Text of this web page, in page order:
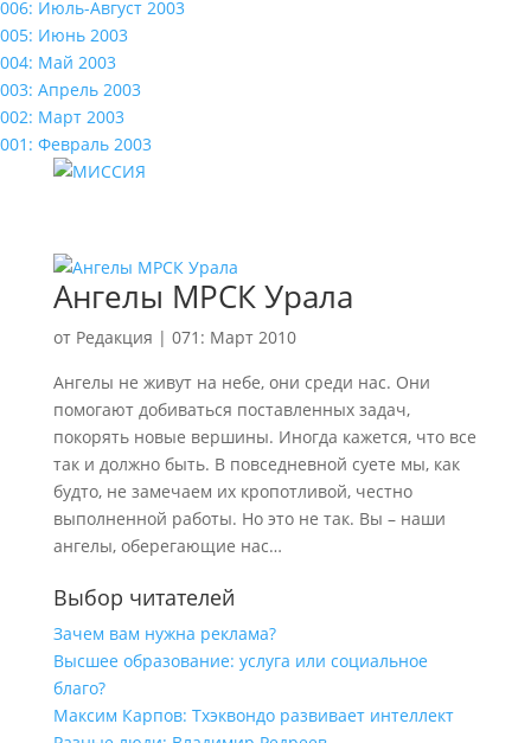
006: Июль-Август 2003
005: Июнь 2003
004: Май 2003
003: Апрель 2003
002: Март 2003
001: Февраль 2003
Ангелы МРСК Урала
от Редакция | 071: Март 2010
Ангелы не живут на небе, они среди нас. Они
помогают добиваться поставленных задач,
покорять новые вершины. Иногда кажется, что все
так и должно быть. В повседневной суете мы, как
будто, не замечаем их кропотливой, честно
выполненной работы. Но это не так. Вы – наши
ангелы, оберегающие нас…
Выбор читателей
Зачем вам нужна реклама?
Высшее образование: услуга или социальное
благо?
Максим Карпов: Тхэквондо развивает интеллект